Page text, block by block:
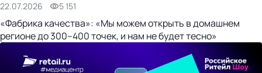
22.07.2026 5 151
«Фабрика качества»: «Мы можем открыть в домашнем
регионе до 300–400 точек, и нам не будет тесно»